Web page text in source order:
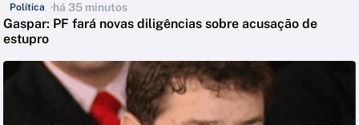
Política há 35 minutos
Gaspar: PF fará novas diligências sobre acusação de
estupro